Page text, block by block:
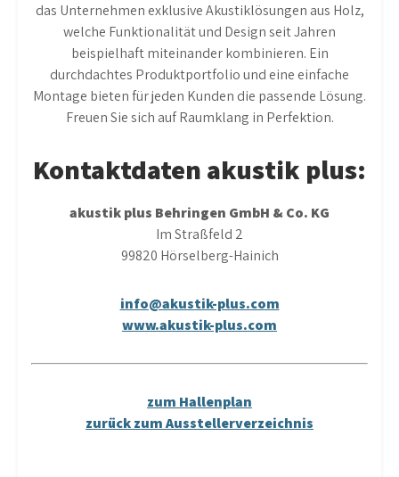
das Unternehmen exklusive Akustiklösungen aus Holz,
welche Funktionalität und Design seit Jahren
beispielhaft miteinander kombinieren. Ein
durchdachtes Produktportfolio und eine einfache
Montage bieten für jeden Kunden die passende Lösung.
Freuen Sie sich auf Raumklang in Perfektion.
Kontaktdaten akustik plus:
akustik plus Behringen GmbH & Co. KG
Im Straßfeld 2
99820 Hörselberg-Hainich
info@akustik-plus.com
www.akustik-plus.com
zum Hallenplan
zurück zum Ausstellerverzeichnis